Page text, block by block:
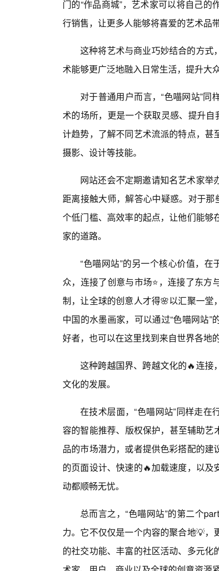
门的“作品商城”，艺术家可以将自己
行销售，让更多人能够将喜爱的艺术品
这种将艺术与商业巧妙结合的方式
术能够更广泛地融入日常生活，提升大
对于普通用户而言，“色喵网站”
术的场所，更是一个获取灵感、提升
计趋势，了解不同艺术流派的特点，
摄影、设计等技能。
网站还会不定期邀请知名艺术家
距离接触大师，解答心中疑惑。对于
个低门槛、高效率的起点，让他们能
家的道路。
“色喵网站”的另一个核心价值，
众，连接了创意与市场⭐，连接了东
制，让全球的创意人才得🌸以汇聚一
中国的水墨画家，可以通过“色喵网站
好者，也可以在这里找到来自世界各地
这种跨越国界、跨越文化的🔥连接
文化的发展。
在技术层面，“色喵网站”同样走
容的智能推荐、版权保护，甚至辅助
品的市场潜力，或者提供色彩搭配的
的页面设计、快速的🔥加载速度，以
动都顺畅无忧。
总而言之，“色喵网站”的第二个
力。它不仅仅是一个内容的聚合地💡
的社交功能、丰富的社区活动、多元